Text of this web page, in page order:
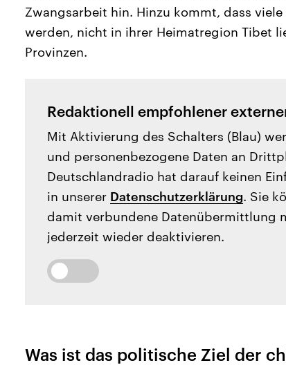
Zwangsarbeit hin. Hinzu kommt, dass
werden, nicht in ihrer Heimatregion Tibet
Provinzen.
Redaktionell empfohlener
Mit Aktivierung des Schalters (Blau)
und personenbezogene Daten an
Deutschlandradio hat darauf keinen
in unserer Datenschutzerklärung. Sie
damit verbundene Datenübermittlung
jederzeit wieder deaktivieren.
Was ist das politische Ziel der